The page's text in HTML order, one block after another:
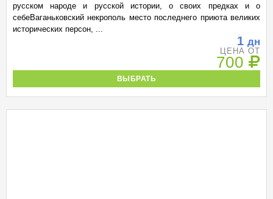
русском народе и русской истории, о своих предках и о
себеВаганьковский некрополь место последнего приюта великих
исторических персон, ...
1 дн
ЦЕНА ОТ
700
ВЫБРАТЬ